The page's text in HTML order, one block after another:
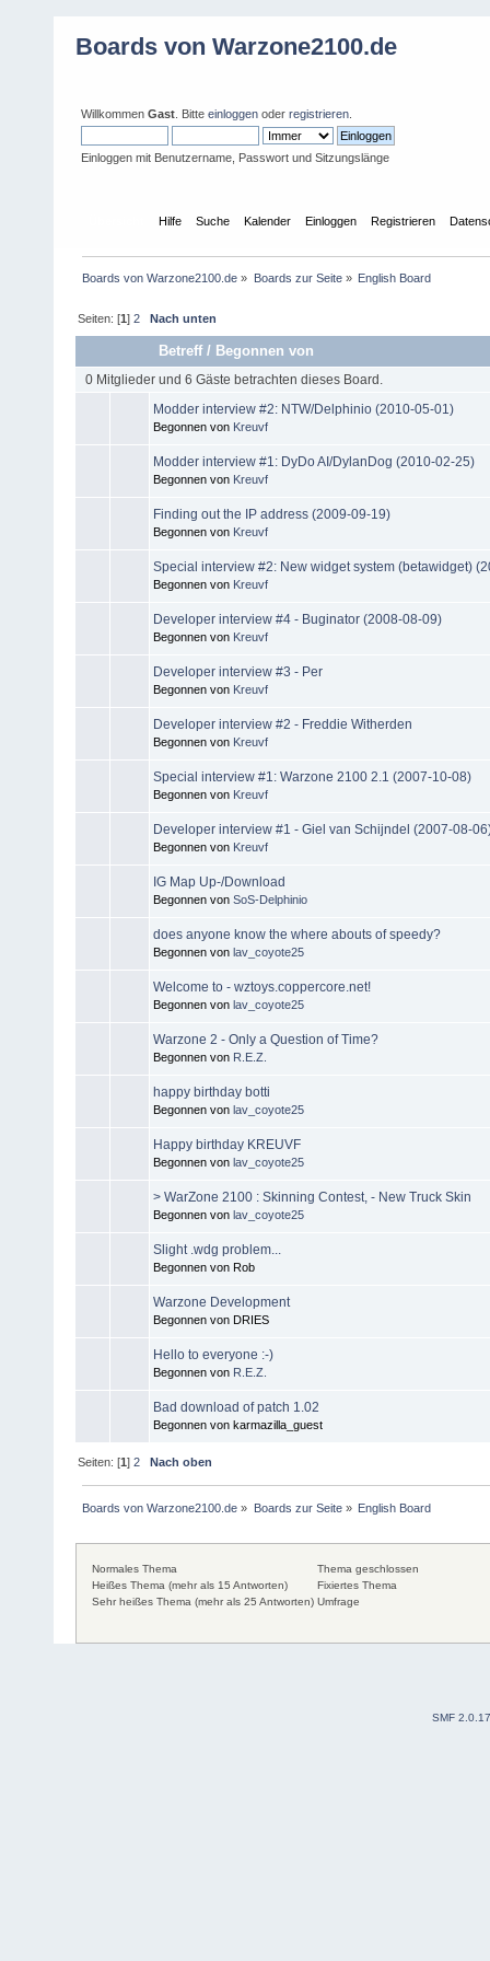
Boards von Warzone2100.de
Willkommen Gast . Bitte einloggen oder registrieren
Einloggen mit Benutzername, Passwort und Sitzungslänge
Hilfe Suche Kalender Einloggen Registrieren
Boards von Warzone2100.de » Boards zur Seite» English Board
Seiten: [1]2 Nach unten
Betreff/ Begonnen von
0 Mitglieder und 6 Gäste betrachten dieses Board.
Modder interview #2: NTW/Delphinio (2010-05-01)
Begonnen von Kreuvf
Modder interview #1: DyDo AI/DylanDog (2010-02-25)
Begonnen von Kreuvf
Finding out the IP address (2009-09-19)
Begonnen von Kreuvf
Special interview #2: New widget system (betawidget)
Begonnen von Kreuvf
Developer interview #4 - Buginator (2008-08-09)
Begonnen von Kreuvf
Developer interview #3 - Per
Begonnen von Kreuvf
Developer interview #2 - Freddie Witherden
Begonnen von Kreuvf
Special interview #1: Warzone 2100 2.1 (2007-10-08)
Begonnen von Kreuvf
Developer interview #1 - Giel van Schijndel (2007-08-
Begonnen von Kreuvf
IG Map Up-/Download
Begonnen von SoS-Delphinio
does anyone know the where abouts of speedy?
Begonnen von lav_coyote25
Welcome to - wztoys.coppercore.net!
Begonnen von lav_coyote25
Warzone 2 - Only a Question of Time?
Begonnen von R.E.Z.
happy birthday botti
Begonnen von lav_coyote25
Happy birthday KREUVF
Begonnen von lav_coyote25
> WarZone 2100 : Skinning Contest, - New Truck Skin
Begonnen von lav_coyote25
Slight .wdg problem...
Begonnen von Rob
Warzone Development
Begonnen von DRIES
Hello to everyone :-)
Begonnen von R.E.Z.
Bad download of patch 1.02
Begonnen von karmazilla_guest
Seiten: [1]2 Nach oben
Boards von Warzone2100.de » Boards zur Seite» English Board
Normales Thema
Heißes Thema (mehr als 15 Antworten)
Sehr heißes Thema (mehr als 25 Antworten)
Thema geschlossen
Fixiertes Thema
Umfrage
SMF 2.0.17